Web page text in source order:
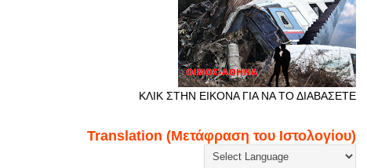
ΚΛΙΚ ΣΤΗΝ ΕΙΚΟΝΑ ΓΙΑ ΝΑ ΤΟ ΔΙΑΒΑΣΕΤΕ
Translation (Μετάφραση του Ιστολογίου)